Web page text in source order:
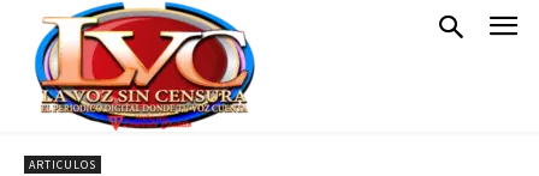
ARTICULOS